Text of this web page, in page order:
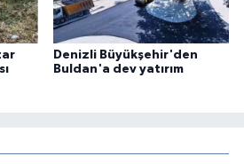
Denizli Büyükşehir'den
Buldan'a dev yatırım